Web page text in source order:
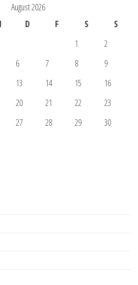
August 2026
D F S
S
1
2
6 7 8
9
13 14 15
16
20 21 22
23
27 28 29
30